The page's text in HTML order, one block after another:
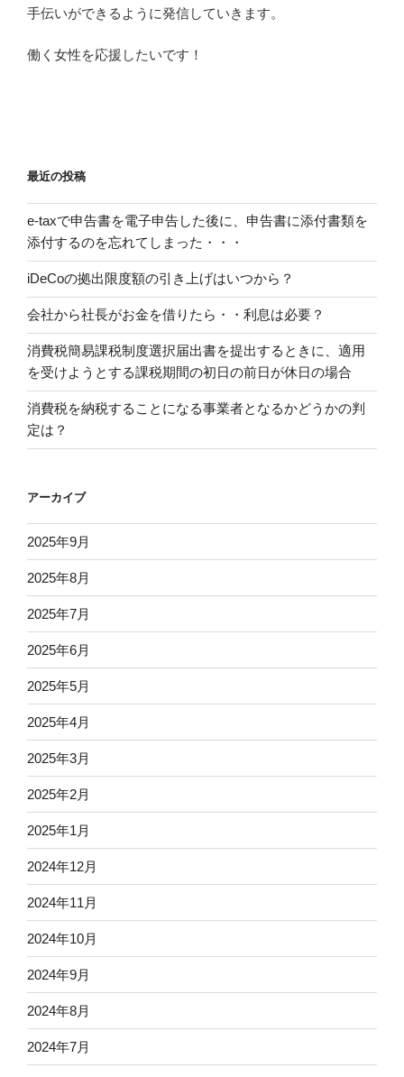
手伝いができるように発信していきます。
働く女性を応援したいです！
最近の投稿
e-taxで申告書を電子申告した後に、申告書に添付書類を
添付するのを忘れてしまった・・・
iDeCoの拠出限度額の引き上げはいつから？
会社から社長がお金を借りたら・・利息は必要？
消費税簡易課税制度選択届出書を提出するときに、適用
を受けようとする課税期間の初日の前日が休日の場合
消費税を納税することになる事業者となるかどうかの判
定は？
アーカイブ
2025年9月
2025年8月
2025年7月
2025年6月
2025年5月
2025年4月
2025年3月
2025年2月
2025年1月
2024年12月
2024年11月
2024年10月
2024年9月
2024年8月
2024年7月